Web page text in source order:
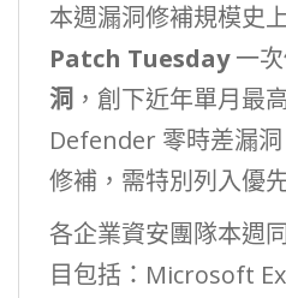
本週漏洞修補規模史
Patch Tuesday一
洞 ，創下近年單月最
Defender 零時差漏
修補，需特別列入優
各企業資安團隊本週
目包括：Microsoft